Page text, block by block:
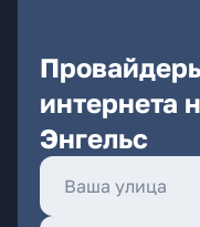
интернета
Энгельс